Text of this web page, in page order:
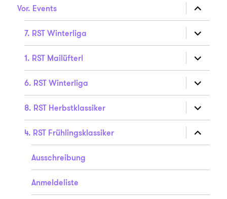
Vor. Events
anzeigen
7. RST Winterliga
anzeigen
1. RST Mailüfterl
anzeigen
6. RST Winterliga
anzeigen
8. RST Herbstklassiker
anzeigen
4. RST Frühlingsklassiker
anzeigen
Ausschreibung
Anmeldeliste